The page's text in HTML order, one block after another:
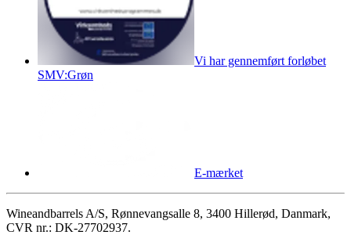
Vi har gennemført forløbet
SMV:Grøn
E-mærket
Wineandbarrels A/S, Rønnevangsalle 8, 3400 Hillerød, Danmark,
CVR nr.: DK-27702937.